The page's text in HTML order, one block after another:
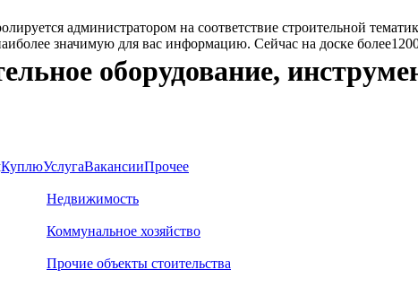
администратором на соответствие строительной
значимую для вас информацию. Сейчас на доске
оборудование,
КуплюУслугаВакансииПрочее
Недвижимость
Коммунальное хозяйство
Прочие объекты стоительства